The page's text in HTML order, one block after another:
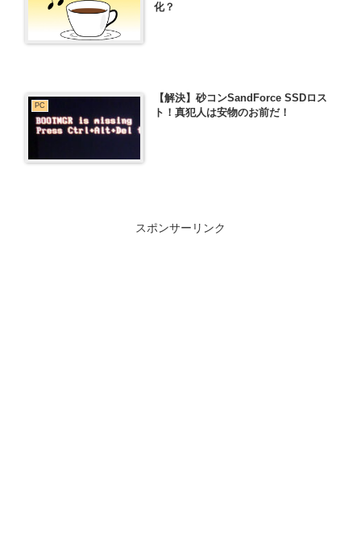
化？
PC
【解決】砂コンSandForce SSDロス
ト！真犯人は安物のお前だ！
スポンサーリンク